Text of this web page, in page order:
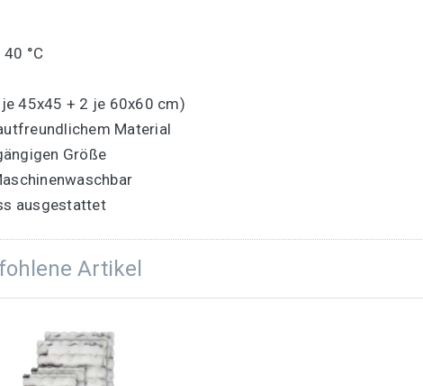
°C
45x45 + 2 je 60x60 cm)
Material
Größe
ausgestattet
Artikel